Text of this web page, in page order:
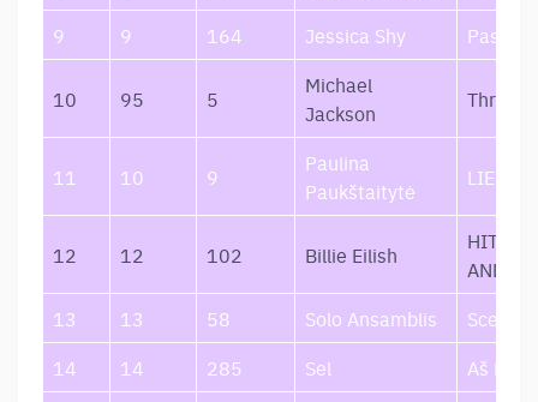
9
9 164 Jessica Shy Pasaka
10 95 5
Michael
Jackson
Thriller
11 10 9
Paulina
Paukštaitytė
12 12 102 Billie Eilish
HIT ME
AND
13
13 58 Solo Ansamblis
Scenos
14
14 285 Sel
Aš Kaip